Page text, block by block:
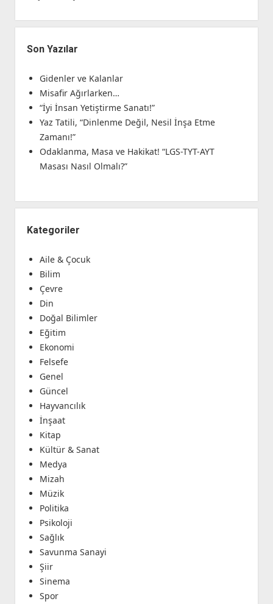
Son Yazılar
Gidenler ve Kalanlar
Misafir Ağırlarken…
“İyi İnsan Yetiştirme Sanatı!”
Yaz Tatili, “Dinlenme Değil, Nesil İnşa Etme
Zamanı!”
Odaklanma, Masa ve Hakikat! “LGS-TYT-AYT
Masası Nasıl Olmalı?”
Kategoriler
Aile & Çocuk
Bilim
Çevre
Din
Doğal Bilimler
Eğitim
Ekonomi
Felsefe
Genel
Güncel
Hayvancılık
İnşaat
Kitap
Kültür & Sanat
Medya
Mizah
Müzik
Politika
Psikoloji
Sağlık
Savunma Sanayi
Şiir
Sinema
Spor